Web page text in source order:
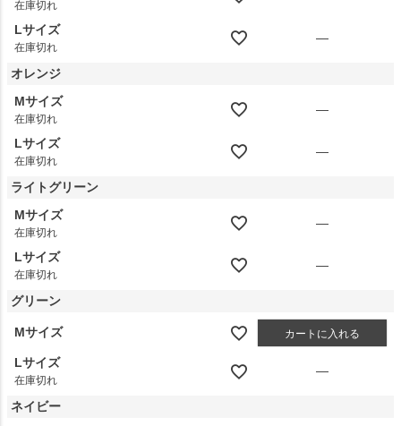
在庫切れ
Lサイズ
在庫切れ
—
オレンジ
Mサイズ
在庫切れ
—
Lサイズ
在庫切れ
—
ライトグリーン
Mサイズ
在庫切れ
—
Lサイズ
在庫切れ
—
グリーン
Mサイズ カートに入れる
Lサイズ
在庫切れ
—
ネイビー